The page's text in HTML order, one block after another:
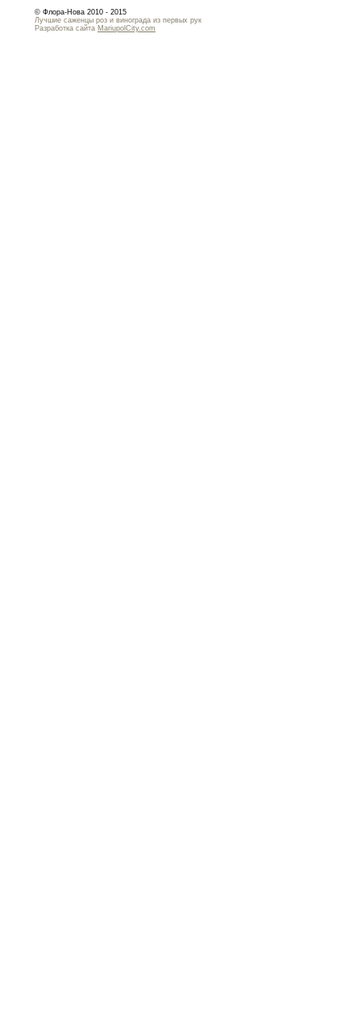
© Флора-Нова 2010 - 2015
Лучшие саженцы роз и винограда из первых рук
Разработка сайта MariupolCity.com